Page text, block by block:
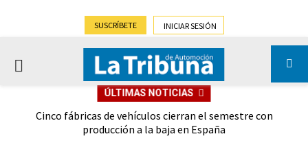
SUSCRÍBETE INICIAR SESIÓN
PRIMARY
ÚLTIMAS NOTICIAS
Cinco fábricas de vehículos cierran el semestre con
producción a la baja en España